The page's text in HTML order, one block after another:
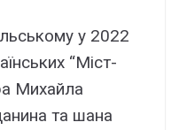
y 2022
“Міcт-
Миxaйлa
тa шaнa